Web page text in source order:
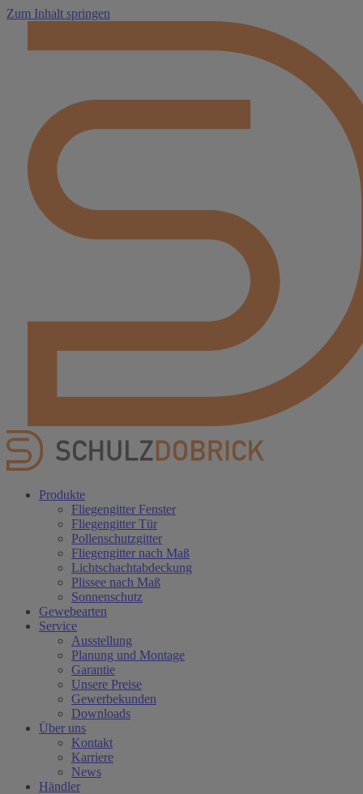
Zum Inhalt springen
Produkte
Fliegengitter Fenster
Fliegengitter Tür
Pollenschutzgitter
Fliegengitter nach Maß
Lichtschachtabdeckung
Plissee nach Maß
Sonnenschutz
Gewebearten
Service
Ausstellung
Planung und Montage
Garantie
Unsere Preise
Gewerbekunden
Downloads
Über uns
Kontakt
Karriere
News
Händler